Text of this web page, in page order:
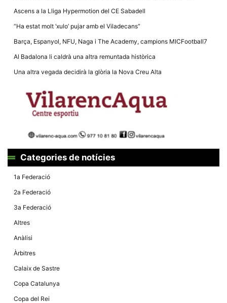
Ascens a la Lliga Hypermotion del CE Sabadell
“Ha estat molt ‘xulo’ pujar amb el Viladecans”
Barça, Espanyol, NFU, Naga i The Academy, campions MICFootball7
Al Badalona li caldrà una altra remuntada històrica
Una altra vegada decidirà la glòria la Nova Creu Alta
Categories de notícies
1a Federació
2a Federació
3a Federació
Altres
Anàlisi
Àrbitres
Calaix de Sastre
Copa Catalunya
Copa del Rei
Necessàries
cookies no
opcionals,
necessàries
tècnic de la
web.
Estadístiques
de manera